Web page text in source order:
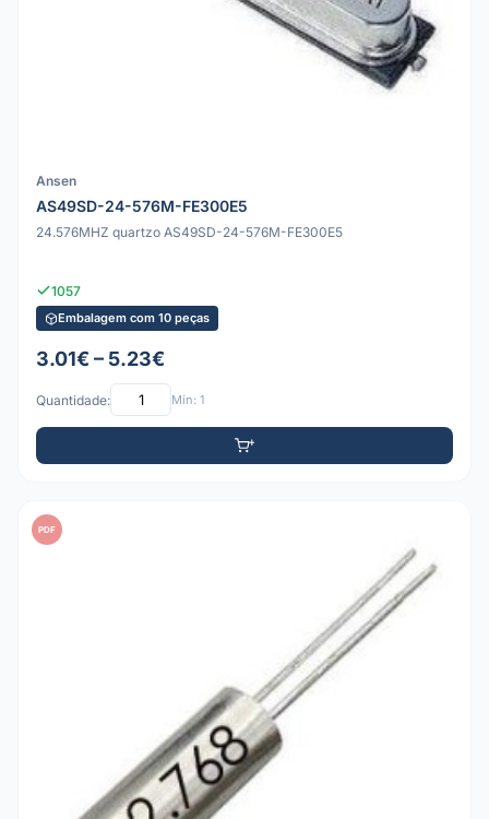
Ansen
AS49SD-24-576M-FE300E5
24.576MHZ quartzo AS49SD-24-576M-FE300E5
1057
Embalagem com 10 peças
3.01€ – 5.23€
Quantidade: Mín: 1
PDF